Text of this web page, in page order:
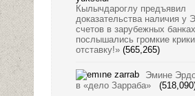
Кылычдароглу предъявил
доказательства наличия у
счетов в зарубежных
послышались громкие
отставку!» (565,265)
Эмине
в «дело Зарраба»